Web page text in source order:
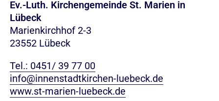
Ev.-Luth. Kirchengemeinde St. Marien in
Lübeck
Marienkirchhof 2-3
23552 Lübeck
Tel.: 0451/ 39 77 00
info@innenstadtkirchen-luebeck.de
www.st-marien-luebeck.de